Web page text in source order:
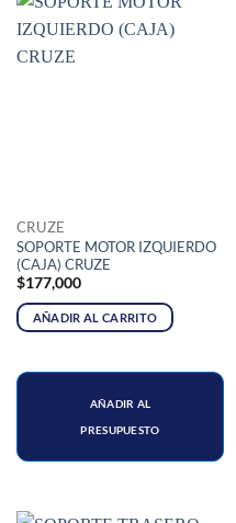
CRUZE
SOPORTE MOTOR IZQUIERDO
(CAJA) CRUZE
$177,000
AÑADIR AL CARRITO
AÑADIR AL
PRESUPUESTO